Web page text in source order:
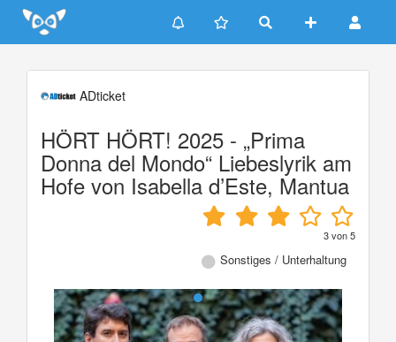
Update cookies preferences
ADticket
HÖRT HÖRT! 2025 - „Prima
Donna del Mondo“ Liebeslyrik am
Hofe von Isabella d’Este, Mantua
3von5
Sonstiges / Unterhaltung